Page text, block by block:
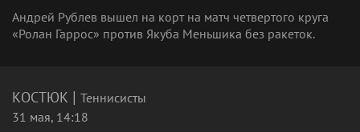
Андрей Рублев вышел на корт на матч четвертого круга
«Ролан Гаррос» против Якуба Меньшика без ракеток.
КОСТЮК | Теннисисты
31 мая, 14:18